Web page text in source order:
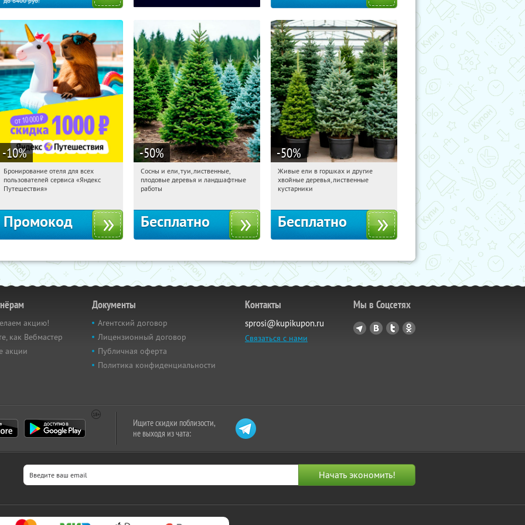
-10%
14:42:53 Получили:
Россия
Бронирование отеля для всех
пользователей сервиса «Яндекс
Путешествия»
Промокод
-50%
14:42:53 Получили:
Московская обл., г. Химки,
Сосны и ели, туи, лиственные,
плодовые деревья и ландшафтные
работы
Бесплатно
-50%
14:42:53 Получили:
Московская обл., г. Химки,
Живые ели в горшках и другие
хвойные деревья, лиственные
кустарники
Бесплатно
акцию!
как Вебмастер
акции
Документы
Агентский договор
Лицензионный договор
Публичная оферта
Политика конфиденциальности
Контакты
sprosi@kupikupon.ru
Связаться с нами
Мы в Соцсетях
Ищите скидки поблизости,
не выходя из чата: